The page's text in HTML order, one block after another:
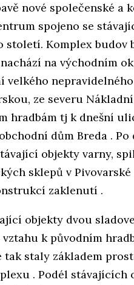
nové společenské a
spojeno se
Komplex budov
na východním
velkého
ze severu
hradbám tj k dnešní
dům Breda .
objekty varny,
sklepů v
zaklenutí .
objekty dvou
k původním
tak staly základem
. Podél stávajících